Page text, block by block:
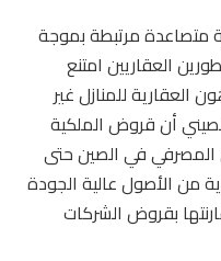
متصاعدة مرتبطة بموجة
العقاريين امتنع
للمنازل غير
أن قروض الملكية
المصرفي في الصين حتى
من الأصول عالية الجودة
بقروض الشركات